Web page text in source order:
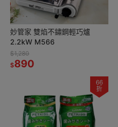
妙管家 雙焰不鏽鋼輕巧爐
2.2kW M566
$1,280
$890
66
折